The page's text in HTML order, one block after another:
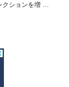
クションを増 …